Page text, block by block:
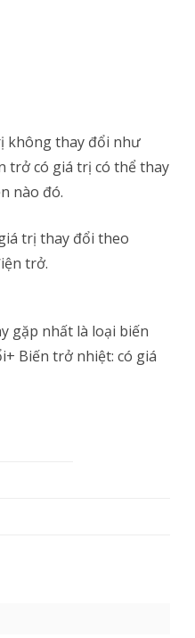
không thay đổi như
trở có giá trị có thể thay
nào đó.
trị thay đổi theo
trở.
gặp nhất là loại biến
Biến trở nhiệt: có giá